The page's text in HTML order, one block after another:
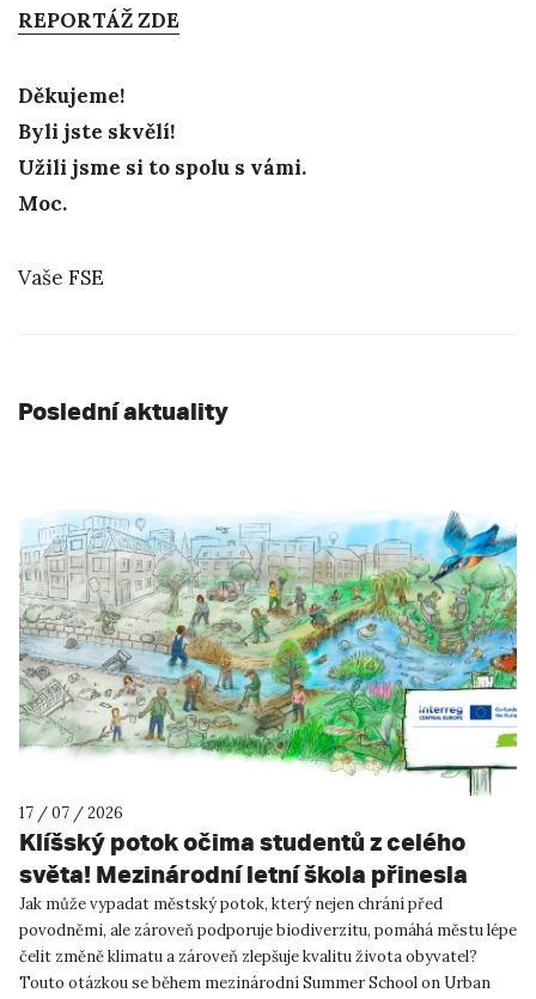
REPORTÁŽ ZDE
Děkujeme!
Byli jste skvělí!
Užili jsme si to spolu s vámi.
Moc.
Vaše FSE
Poslední aktuality
17 / 07 / 2026
Klíšský potok očima studentů z celého
světa! Mezinárodní letní škola přinesla
inspiraci pro Ústí nad Labem!
Jak může vypadat městský potok, který nejen chrání před
povodněmi, ale zároveň podporuje biodiverzitu, pomáhá městu lépe
čelit změně klimatu a zároveň zlepšuje kvalitu života obyvatel?
Touto otázkou se během mezinárodní Summer School on Urban